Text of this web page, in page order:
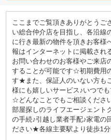
ここまでご覧頂きありがとうご
い総合仲介店を目指し、各沿線
に行き最新の物件を頂きお客様
報はインターネットに掲載され
お問い合わせのお客様やご来店
することが可能です☆初期費用
す★また、保証人のいない方も
様にも嬉しいサービス♪いつで
☆どんなことでもご相談くださ
部屋探しのライフエージェント
の手続♪引越し業者手配♪家電の
ださい★各線主要駅より徒歩1